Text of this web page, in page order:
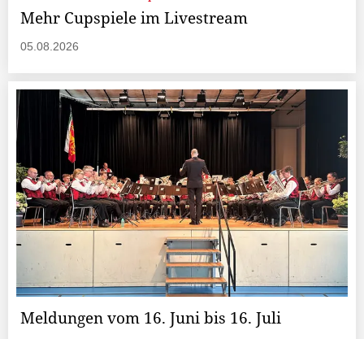
Mehr Cupspiele im Livestream
05.08.2026
Meldungen vom 16. Juni bis 16. Juli